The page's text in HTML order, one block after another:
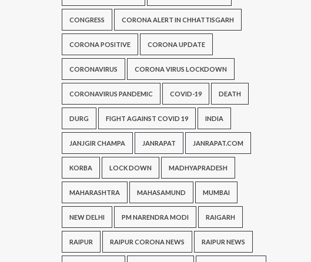
CONGRESS CORONA ALERT IN CHHATTISGARH
CORONA POSITIVE CORONA UPDATE
CORONAVIRUS CORONA VIRUS LOCKDOWN
CORONAVIRUS PANDEMIC COVID-19 DEATH
DURG FIGHT AGAINST COVID 19 INDIA
JANJGIR CHAMPA JANRAPAT JANRAPAT.COM
KORBA LOCK DOWN MADHYAPRADESH
MAHARASHTRA MAHASAMUND MUMBAI
NEW DELHI PM NARENDRA MODI RAIGARH
RAIPUR RAIPUR CORONA NEWS RAIPUR NEWS